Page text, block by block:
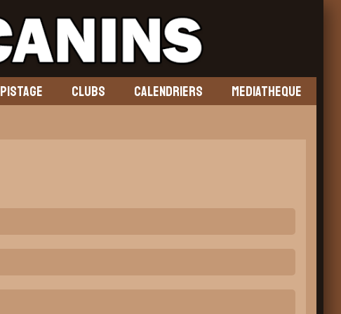
PISTAGE CLUBS CALENDRIERS MEDIATHEQUE